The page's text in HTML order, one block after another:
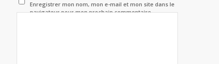
Enregistrer mon nom, mon e-mail et mon site dans le
navigateur pour mon prochain commentaire.